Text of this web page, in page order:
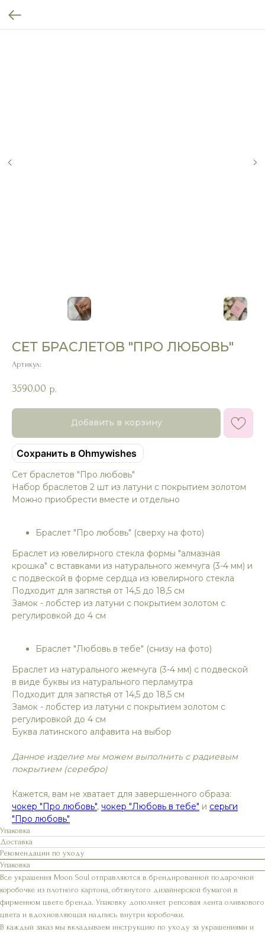
СЕТ БРАСЛЕТОВ "ПРО ЛЮБОВЬ"
Артикул:
3590,00 р.
Добавить в корзину
Сохранить в Ohmywishes
Сет браслетов "Про любовь"
Набор браслетов 2 шт из латуни с покрытием золотом
Можно приобрести вместе и отдельно
Браслет "Про любовь" (сверху на фото)
Браслет из ювелирного стекла формы "алмазная
крошка" с вставками из натурального жемчуга (3-4 мм) и
с подвеской в форме сердца из ювелирного стекла
Подходит для запястья от 14,5 до 18,5 см
Замок - лобстер из латуни с покрытием золотом с
регулировкой до 4 см
Браслет "Любовь в тебе" (снизу на фото)
Браслет из натурального жемчуга (3-4 мм) с подвеской
в виде буквы из натурального перламутра
Подходит для запястья от 14,5 до 18,5 см
Замок - лобстер из латуни с покрытием золотом с
регулировкой до 4 см
Буква латинского алфавита на выбор
Данное изделие мы можем выполнить с радиевым
покрытием (серебро)
Кажется, вам не хватает для завершенного образа:
чокер "Про любовь", чокер "Любовь в тебе" и серьги
"Про любовь"
Упаковка
Доставка
Рекомендации по уходу
Упаковка
Все украшения Moon Soul отправляются в брендированной подарочной
коробочке из плотного картона, обтянутого дизайнерской бумагой в
фирменном цвете бренда. Упаковку дополняет репсовая лента оливкового
цвета и вдохновляющая надпись внутри коробочки.
В каждый заказ мы вкладываем инструкцию по уходу за украшениями и